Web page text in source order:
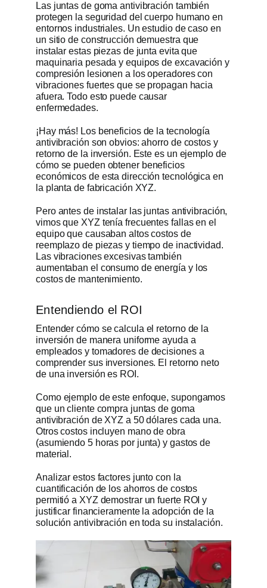
Las juntas de goma antivibración también
protegen la seguridad del cuerpo humano en
entornos industriales. Un estudio de caso en
un sitio de construcción demuestra que
instalar estas piezas de junta evita que
maquinaria pesada y equipos de excavación y
compresión lesionen a los operadores con
vibraciones fuertes que se propagan hacia
afuera. Todo esto puede causar
enfermedades.
¡Hay más! Los beneficios de la tecnología
antivibración son obvios: ahorro de costos y
retorno de la inversión. Este es un ejemplo de
cómo se pueden obtener beneficios
económicos de esta dirección tecnológica en
la planta de fabricación XYZ.
Pero antes de instalar las juntas antivibración,
vimos que XYZ tenía frecuentes fallas en el
equipo que causaban altos costos de
reemplazo de piezas y tiempo de inactividad.
Las vibraciones excesivas también
aumentaban el consumo de energía y los
costos de mantenimiento.
Entendiendo el ROI
Entender cómo se calcula el retorno de la
inversión de manera uniforme ayuda a
empleados y tomadores de decisiones a
comprender sus inversiones. El retorno neto
de una inversión es ROI.
Como ejemplo de este enfoque, supongamos
que un cliente compra juntas de goma
antivibración de XYZ a 50 dólares cada una.
Otros costos incluyen mano de obra
(asumiendo 5 horas por junta) y gastos de
material.
Analizar estos factores junto con la
cuantificación de los ahorros de costos
permitió a XYZ demostrar un fuerte ROI y
justificar financieramente la adopción de la
solución antivibración en toda su instalación.